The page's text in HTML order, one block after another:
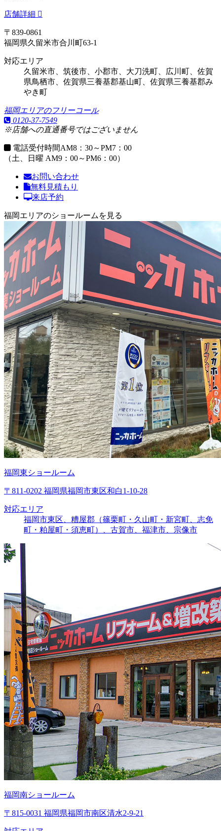
店舗詳細
〒839-0861
福岡県久留米市合川町63-1
対応エリア
久留米市、筑後市、小郡市、大刀洗町、広川町、佐賀
県鳥栖市、佐賀県三養基郡基山町、佐賀県三養基郡み
やき町
福岡エリアのフリーコール
0120-37-7549
※店舗への直通番号ではございません
電話受付時間AM8：30～PM7：00
（土、日曜 AM9：00～PM6：00）
お問い合わせ
無料見積もり
来店予約
福岡エリアのショールームを見る
福岡東ショールーム
〒811-0202 福岡県福岡市東区和白1-10-28
対応エリア
福岡市東区、糟屋郡（篠栗町・久山町・新宮町、志免
町・粕屋町・須恵町）、古賀市、福津市、宗像市
福岡南ショールーム
〒815-0031 福岡県福岡市南区清水2-9-21